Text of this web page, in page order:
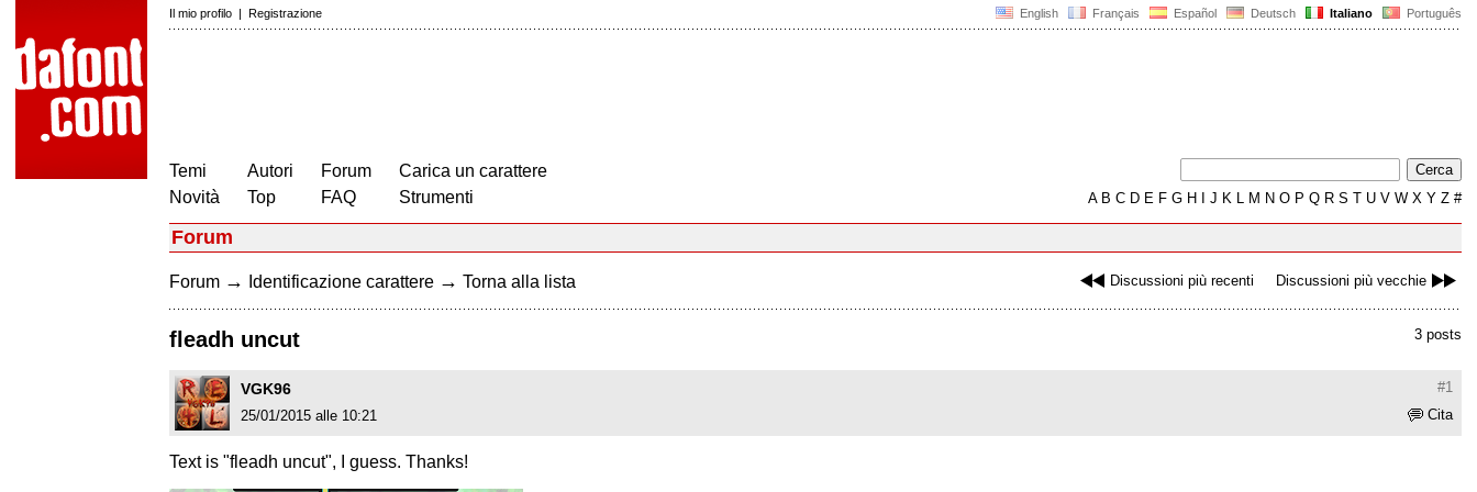
English Français Español Deutsch Italiano Português
Il mio profilo | Registrazione
Temi
Novità
Autori
Top
Forum
FAQ
Carica un carattere
Strumenti
AB C D E F G H J K L M N O P Q R S T U V W X Y Z #
Forum
Discussioni più recenti Discussioni più vecchie
Forum → Identificazione carattere → Torna alla lista
3 posts
fleadh uncut
#1
VGK96
Cita
25/01/2015 alle 10:21
Text is "fleadh uncut", I guess. Thanks!